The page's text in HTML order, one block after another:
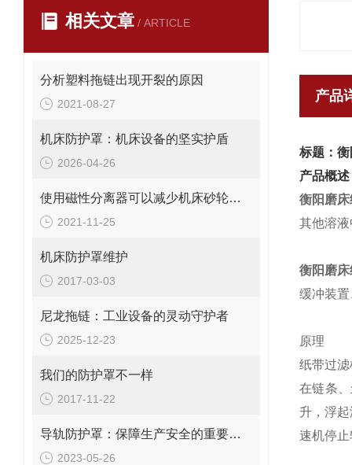
相关文章 / ARTICLE
分析塑料拖链出现开裂的原因
2021-08-27
机床防护罩：机床设备的坚实护盾
2026-04-26
使用磁性分离器可以减少机床砂轮修正的次数
2021-11-25
机床防护罩维护
2017-03-03
尼龙拖链：工业设备的灵动守护者
2025-12-23
我们的防护罩不一样
2017-11-22
导轨防护罩：保障生产安全的重要工具
2023-05-26
产品
标题：
产品概述
衡阳磨
其他溶
衡阳磨
缓冲装
原理
纸带过
在链条
升，浮
速机停